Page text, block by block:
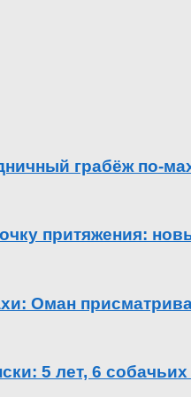
грабёж по-
притяжения:
Оман
5 лет, 6